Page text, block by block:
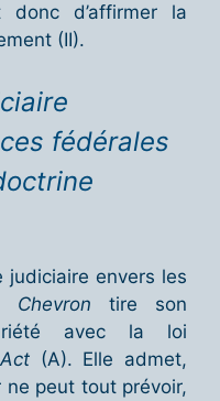
d’affirmer la
(II).
fédérales
judiciaire envers les
Chevron tire son
avec la loi
(A). Elle admet,
peut tout prévoir,